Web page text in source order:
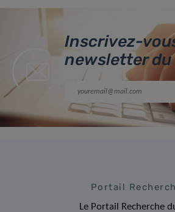
Inscrivez-
newsletter du
Portail
Le Portail Recherche